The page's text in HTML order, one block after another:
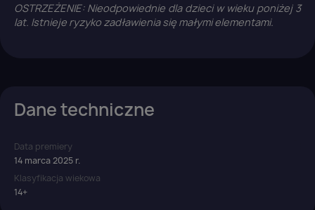
OSTRZEŻENIE: Nieodpowiednie dla dzieci w wieku poniżej 3
lat. Istnieje ryzyko zadławienia się małymi elementami.
Dane techniczne
Data premiery
14 marca 2025 r.
Klasyfikacja wiekowa
14+